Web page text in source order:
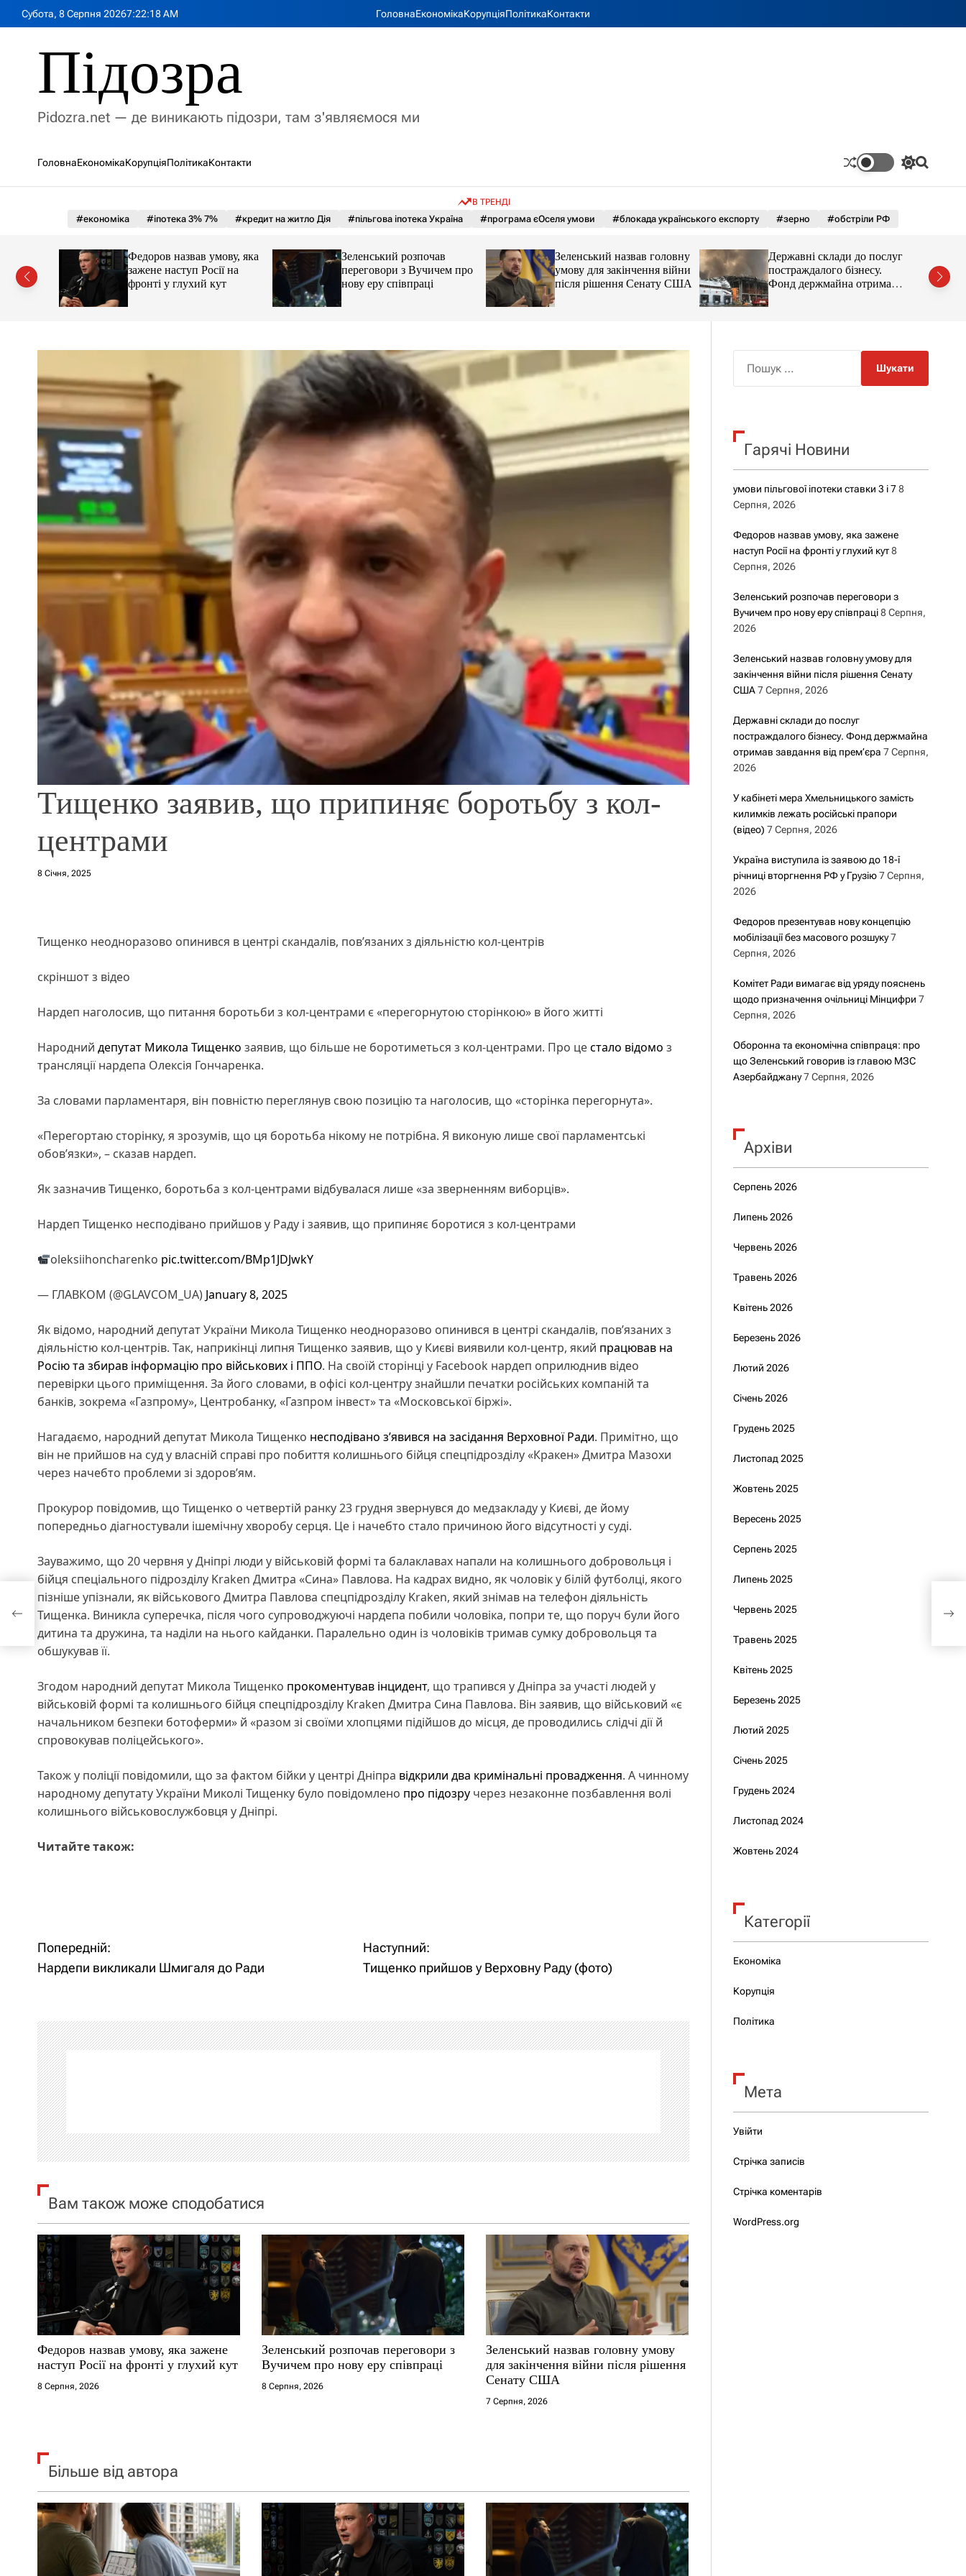
Субота, 8 Серпня 20267:22:19AM ГоловнаЕкономікаКорупціяПолітикаКонтакти
Підозра
Pidozra.net — де виникають підозри, там з'являємося ми
ГоловнаЕкономікаКорупціяПолітикаКонтакти
П
м
а
о
о
в
о
г
у
П
В ТРЕНДІ
#економіка #іпотека 3% 7% #кредит на житло Дія #пільгова іпотека Україна #програма єОселя умови #блокада українського експорту #зерно #обстріли РФ
Федоров назвав умову, яка
зажене наступ Росії на
фронті у глухий кут
Зеленський розпочав
переговори з Вучичем про
нову еру співпраці
Зеленський назвав головну
умову для закінчення війни
після рішення Сенату США
Державні склади до послуг
постраждалого бізнесу.
Фонд держмайна отримав
завдання від прем’єра
Тищенко заявив, що припиняє боротьбу з кол-
центрами
8 Січня, 2025
Тищенко неодноразово опинився в центрі скандалів, пов’язаних з діяльністю кол-центрів
скріншот з відео
Нардеп наголосив, що питання боротьби з кол-центрами є «перегорнутою сторінкою» в його житті
Народний депутат Микола Тищенко заявив, що більше не боротиметься з кол-центрами. Про цестало відомо з
трансляції нардепа Олексія Гончаренка.
За словами парламентаря, він повністю переглянув свою позицію та наголосив, що «сторінка перегорнута».
«Перегортаю сторінку, я зрозумів, що ця боротьба нікому не потрібна. Я виконую лише свої парламентські
обов’язки», – сказав нардеп.
Як зазначив Тищенко, боротьба з кол-центрами відбувалася лише «за зверненням виборців».
Нардеп Тищенко несподівано прийшов у Раду і заявив, що припиняє боротися з кол-центрами
oleksiihoncharenko pic.twitter.com/BMp1JDJwkY
— ГЛАВКОМ (@GLAVCOM_UA) January 8, 2025
Як відомо, народний депутат України Микола Тищенко неодноразово опинився в центрі скандалів, пов’язаних з
діяльністю кол-центрів. Так, наприкінці липня Тищенко заявив, що у Києві виявили кол-центр, який працював на
Росію та збирав інформацію про військових і ППО. На своїй сторінці у Facebook нардеп оприлюднив відео
перевірки цього приміщення. За його словами, в офісі кол-центру знайшли печатки російських компаній та
банків, зокрема «Газпрому», Центробанку, «Газпром інвест» та «Московської біржі».
Нагадаємо, народний депутат Микола Тищенко несподівано з’явився на засідання Верховної Ради. Примітно, що
він не прийшов на суд у власній справі про побиття колишнього бійця спецпідрозділу «Кракен» Дмитра Мазохи
через начебто проблеми зі здоров’ям.
Прокурор повідомив, що Тищенко о четвертій ранку 23 грудня звернувся до медзакладу у Києві, де йому
попередньо діагностували ішемічну хворобу серця. Це і начебто стало причиною його відсутності у суді.
Зауважимо, що 20 червня у Дніпрі люди у військовій формі та балаклавах напали на колишнього добровольця і
бійця спеціального підрозділу Kraken Дмитра «Сина» Павлова. На кадрах видно, як чоловік у білій футболці, якого
пізніше упізнали, як військового Дмитра Павлова спецпідрозділу Kraken, який знімав на телефон діяльність
Тищенка. Виникла суперечка, після чого супроводжуючі нардепа побили чоловіка, попри те, що поруч були його
дитина та дружина, та наділи на нього кайданки. Паралельно один із чоловіків тримав сумку добровольця та
обшукував її.
Згодом народний депутат Микола Тищенко прокоментував інцидент, що трапився у Дніпра за участі людей у
військовій формі та колишнього бійця спецпідрозділу Kraken Дмитра Сина Павлова. Він заявив, що військовий «є
начальником безпеки ботоферми» й «разом зі своїми хлопцями підійшов до місця, де проводились слідчі дії й
спровокував поліцейського».
Також у поліції повідомили, що за фактом бійки у центрі Дніпра відкрили два кримінальні провадження. А чинному
народному депутату України Миколі Тищенку було повідомлено про підозру через незаконне позбавлення волі
колишнього військовослужбовця у Дніпрі.
Читайте також:
Н
і
г
а
ц
і
я
з
а
п
и
с
і
Попередній:
Нардепи викликали Шмигаля до Ради
Наступний:
Тищенко прийшов у Верховну Раду (фото)
Вам також може сподобатися
Федоров назвав умову, яка зажене
наступ Росії на фронті у глухий кут
8 Серпня, 2026
Зеленський розпочав переговори з
Вучичем про нову еру співпраці
8 Серпня, 2026
Зеленський назвав головну умову
для закінчення війни після рішення
Сенату США
7 Серпня, 2026
Більше від автора
к
Гарячі Новини
умови пільгової іпотеки ставки 3 і 7 8
Серпня, 2026
Федоров назвав умову, яка зажене
наступ Росії на фронті у глухий кут 8
Серпня, 2026
Зеленський розпочав переговори з
Вучичем про нову еру співпраці 8 Серпня,
2026
Зеленський назвав головну умову для
закінчення війни після рішення Сенату
США 7 Серпня, 2026
Державні склади до послуг
постраждалого бізнесу. Фонд держмайна
отримав завдання від прем’єра 7 Серпня,
2026
У кабінеті мера Хмельницького замість
килимків лежать російські прапори
(відео) 7 Серпня, 2026
Україна виступила із заявою до 18-ї
річниці вторгнення РФ у Грузію 7 Серпня,
2026
Федоров презентував нову концепцію
мобілізації без масового розшуку 7
Серпня, 2026
Комітет Ради вимагає від уряду пояснень
щодо призначення очільниці Мінцифри 7
Серпня, 2026
Оборонна та економічна співпраця: про
що Зеленський говорив із главою МЗС
Азербайджану 7 Серпня, 2026
Архіви
Серпень 2026
Липень 2026
Червень 2026
Травень 2026
Квітень 2026
Березень 2026
Лютий 2026
Січень 2026
Грудень 2025
Листопад 2025
Жовтень 2025
Вересень 2025
Серпень 2025
Липень 2025
Червень 2025
Травень 2025
Квітень 2025
Березень 2025
Лютий 2025
Січень 2025
Грудень 2024
Листопад 2024
Жовтень 2024
Категорії
Економіка
Корупція
Політика
Мета
Увійти
Стрічка записів
Стрічка коментарів
WordPress.org